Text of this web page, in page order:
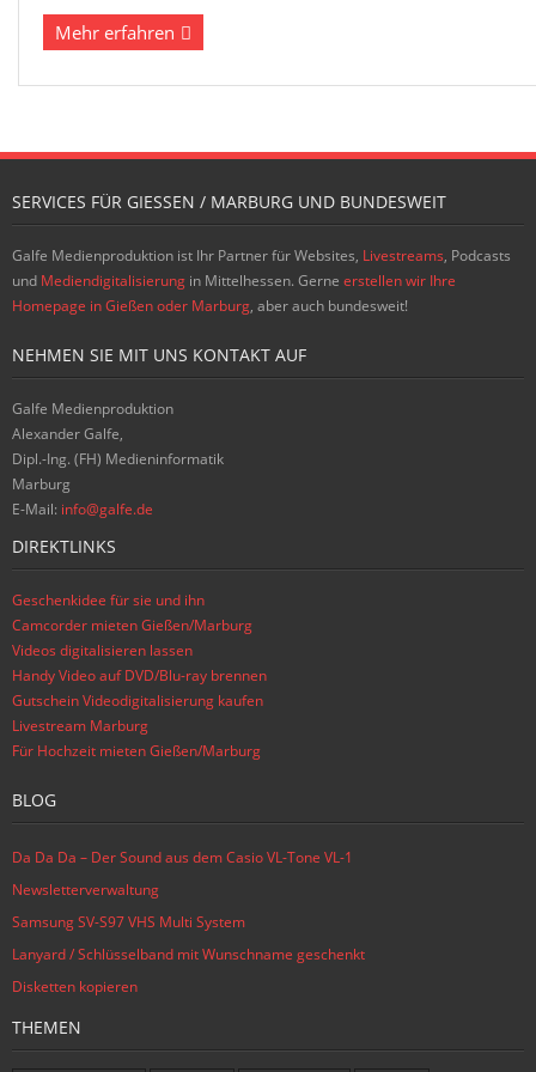
Mehr erfahren
SERVICES FÜR GIESSEN / MARBURG UND BUNDESWEIT
Galfe Medienproduktion ist Ihr Partner für Websites, Livestreams, Podcasts
und Mediendigitalisierung in Mittelhessen. Gerne erstellen wir Ihre
Homepage in Gießen oder Marburg, aber auch bundesweit!
NEHMEN SIE MIT UNS KONTAKT AUF
Galfe Medienproduktion
Alexander Galfe,
Dipl.-Ing. (FH) Medieninformatik
Marburg
E-Mail: info@galfe.de
DIREKTLINKS
Geschenkidee für sie und ihn
Camcorder mieten Gießen/Marburg
Videos digitalisieren lassen
Handy Video auf DVD/Blu-ray brennen
Gutschein Videodigitalisierung kaufen
Livestream Marburg
Für Hochzeit mieten Gießen/Marburg
BLOG
Da Da Da – Der Sound aus dem Casio VL-Tone VL-1
Newsletterverwaltung
Samsung SV-S97 VHS Multi System
Lanyard / Schlüsselband mit Wunschname geschenkt
Disketten kopieren
THEMEN